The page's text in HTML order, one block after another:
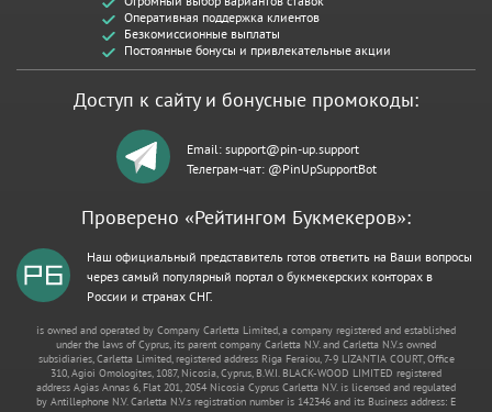
Оперативная поддержка клиентов
Безкомиссионные выплаты
Постоянные бонусы и привлекательные акции
Доступ к сайту и бонусные промокоды:
Email: support@pin-up.support
Телеграм-чат: @PinUpSupportBot
Проверено «Рейтингом Букмекеров»:
Наш официальный представитель готов ответить на Ваши вопросы
через самый популярный портал о букмекерских конторах в
России и странах СНГ.
is owned and operated by Company Carletta Limited, a company registered and established
under the laws of Cyprus, its parent company Carletta N.V. and Carletta N.V.s owned
subsidiaries, Carletta Limited, registered address Riga Feraiou, 7-9 LIZANTIA COURT, Office
310, Agioi Omologites, 1087, Nicosia, Cyprus, B.W.I. BLACK-WOOD LIMITED registered
address Agias Annas 6, Flat 201, 2054 Nicosia Cyprus Carletta N.V. is licensed and regulated
by Antillephone N.V. Carletta N.V.s registration number is 142346 and its Business address: E